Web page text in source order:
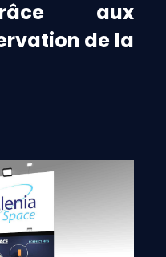
aux
de la